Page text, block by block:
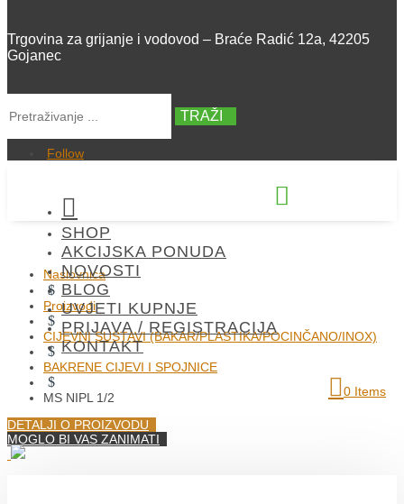
Trgovina za grijanje i vodovod – Braće Radić 12a, 42205
Gojanec
TRAŽI
Follow


SHOP
AKCIJSKA PONUDA
NOVOSTI
BLOG
UVJETI KUPNJE
PRIJAVA / REGISTRACIJA
KONTAKT
0 Items
Naslovnica
$
Proizvodi
$
CIJEVNI SUSTAVI (BAKAR/PLASTIKA/POCINČANO/INOX)
$
BAKRENE CIJEVI I SPOJNICE
$
MS NIPL 1/2
DETALJI O PROIZVODU
MOGLO BI VAS ZANIMATI